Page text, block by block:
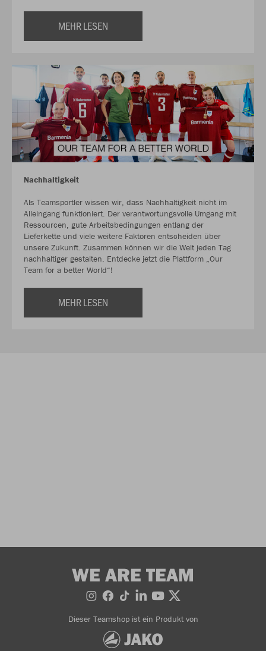
MEHR LESEN
Nachhaltigkeit
Als Teamsportler wissen wir, dass Nachhaltigkeit nicht im
Alleingang funktioniert. Der verantwortungsvolle Umgang mit
Ressourcen, gute Arbeitsbedingungen entlang der
Lieferkette und viele weitere Faktoren entscheiden über
unsere Zukunft. Zusammen können wir die Welt jeden Tag
nachhaltiger gestalten. Entdecke jetzt die Plattform „Our
Team for a better World“!
MEHR LESEN
WE ARE TEAM
Dieser Teamshop ist ein Produkt von